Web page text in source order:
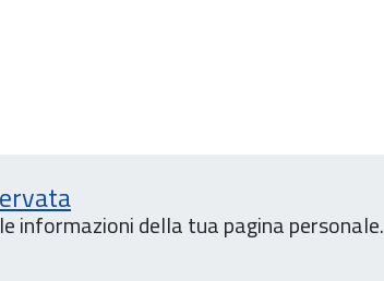
informazioni della tua pagina personale.